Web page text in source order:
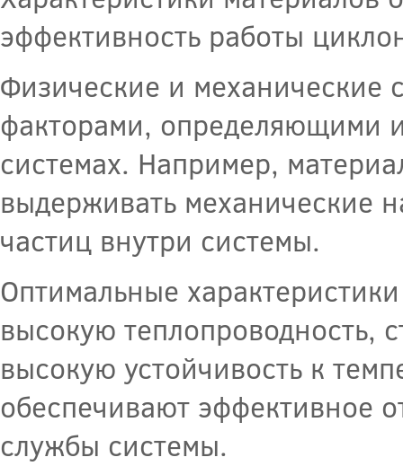
эффективность работы
Физические и механические
факторами, определяющими
системах. Например,
выдерживать механические
частиц внутри системы.
Оптимальные
высокую теплопроводность,
высокую устойчивость к
обеспечивают эффективное
службы системы.